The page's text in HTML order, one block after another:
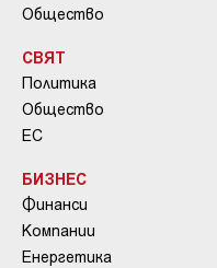
Общество
СВЯТ
Политика
Общество
ЕС
БИЗНЕС
Финанси
Компании
Енергетика